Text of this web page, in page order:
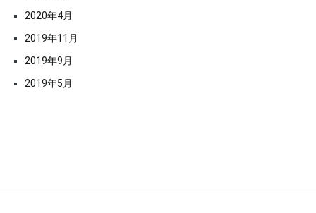
2020年4月
2019年11月
2019年9月
2019年5月